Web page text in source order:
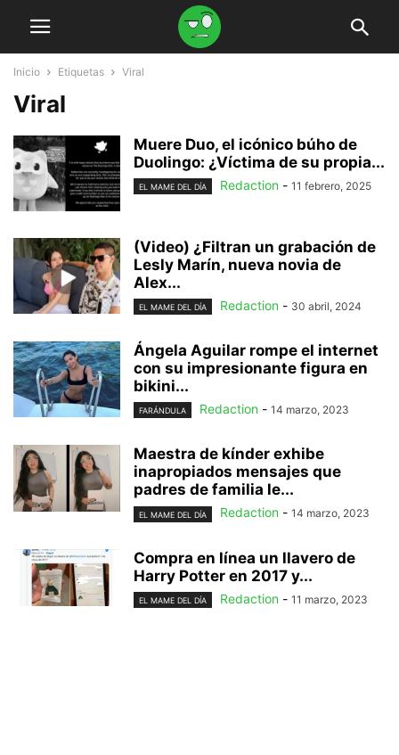
Inicio Etiquetas Viral
Viral
Muere Duo, el icónico búho de
Duolingo: ¿Víctima de su propia...
EL MAME DEL DÍA Redaction - 11 febrero, 2025
(Video) ¿Filtran un grabación de
Lesly Marín, nueva novia de
Alex...
EL MAME DEL DÍA Redaction - 30 abril, 2024
Ángela Aguilar rompe el internet
con su impresionante figura en
bikini...
FARÁNDULA Redaction - 14 marzo, 2023
Maestra de kínder exhibe
inapropiados mensajes que
padres de familia le...
EL MAME DEL DÍA Redaction - 14 marzo, 2023
Compra en línea un llavero de
Harry Potter en 2017 y...
EL MAME DEL DÍA Redaction - 11 marzo, 2023